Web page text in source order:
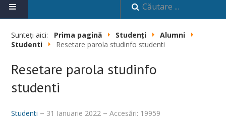
FACULTATE
Sunteți aici: Prima pagină Studenți
Alumni
Studenti
Resetare parola studinfo studenti
Resetare parola studinfo
studenti
Studenti 31 Ianuarie 2022 Accesări: 19959